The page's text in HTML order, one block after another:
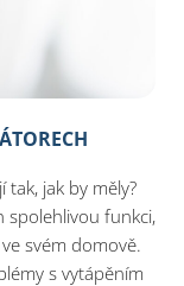
jak by měly?
spolehlivou funkci,
svém domově.
s vytápěním